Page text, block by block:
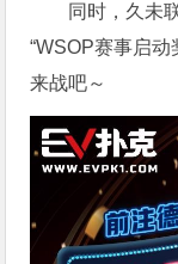
同时，久未
“WSOP赛事启
来战吧～